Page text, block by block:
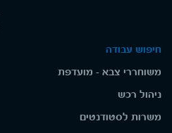
חיפוש עבודה
משוחררי צבא - מועדפת
ניהול רכש
משרות לסטודנטים